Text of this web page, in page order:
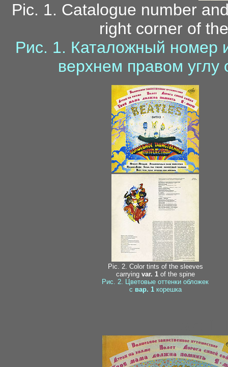
Pic. 1. Catalogue number
right corner of
Pиc. 1. Каталожный номер
верхнем правом
Pic. 2. Color tints of the sleeves
carrying var. 1of the spine
Рис. 2. Цветовые оттенки обложек
с вар. 1корешка